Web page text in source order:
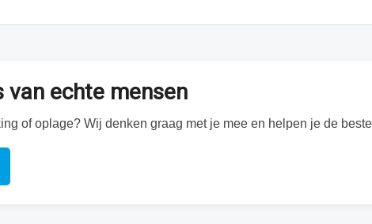
echte mensen
of oplage? Wij denken graag met je mee en helpen je de